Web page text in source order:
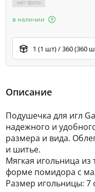
в наличии
1 (1 шт) / 360 (360
Описание
Подушечка для игл
надежного и
размера и вида.
и шитье.
Мягкая игольница
форме помидора с
Размер игольницы: 7